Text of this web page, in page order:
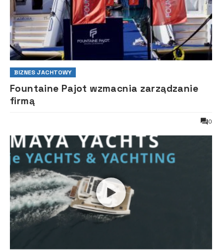
BIZNES JACHTOWY
Fountaine Pajot wzmacnia zarządzanie
firmą
0